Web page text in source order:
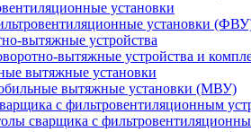
установки
установки
вытяжные устройства
вытяжные устройства и
вытяжные установки
вытяжные установки (МВУ)
с фильтровентиляционным
сварщика с